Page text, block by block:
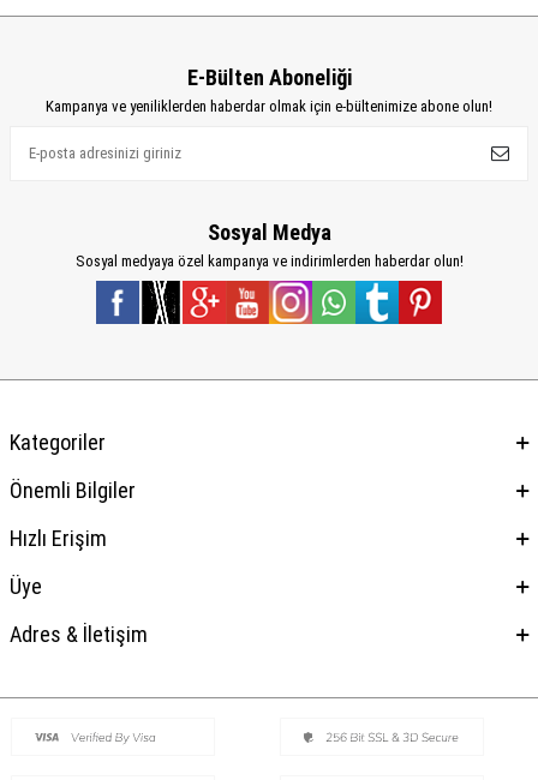
E-Bülten Aboneliği
Kampanya ve yeniliklerden haberdar olmak için e-bültenimize abone olun!
Sosyal Medya
Sosyal medyaya özel kampanya ve indirimlerden haberdar olun!
Kategoriler
Önemli Bilgiler
Hızlı Erişim
Üye
Adres & İletişim